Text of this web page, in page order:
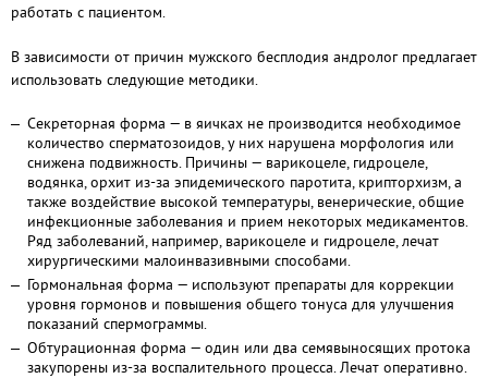
работать с пациентом.
В зависимости от причин мужского бесплодия андролог предлагает
использовать следующие методики.
Секреторная форма — в яичках не производится необходимое
количество сперматозоидов, у них нарушена морфология или
снижена подвижность. Причины — варикоцеле, гидроцеле,
водянка, орхит из-за эпидемического паротита, крипторхизм, а
также воздействие высокой температуры, венерические, общие
инфекционные заболевания и прием некоторых медикаментов.
Ряд заболеваний, например, варикоцеле и гидроцеле, лечат
хирургическими малоинвазивными способами.
Гормональная форма — используют препараты для коррекции
уровня гормонов и повышения общего тонуса для улучшения
показаний спермограммы.
Обтурационная форма — один или два семявыносящих протока
закупорены из-за воспалительного процесса. Лечат оперативно.